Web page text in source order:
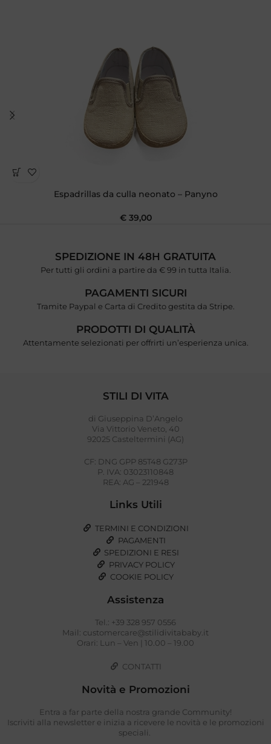
Espadrillas da culla neonato – Panyno
€39,00
SPEDIZIONE IN 48H GRATUITA
Per tutti gli ordini a partire da € 99 in tutta Italia.
PAGAMENTI SICURI
Tramite Paypal e Carta di Credito gestita da Stripe.
PRODOTTI DI QUALITÀ
Attentamente selezionati per offrirti un’esperienza unica.
STILI DI VITA
di Giuseppina D’Angelo
Via Vittorio Veneto, 40
92025 Casteltermini (AG)
CF: DNG GPP 85T48 G273P
P. IVA: 03023110848
REA: AG – 221948
Links Utili
TERMINI E CONDIZIONI
PAGAMENTI
SPEDIZIONI E RESI
PRIVACY POLICY
COOKIE POLICY
Assistenza
Tel.: +39 328 957 0556
Mail: customercare@stilidivitababy.it
Orari: Lun – Ven | 10.00 – 19.00
CONTATTI
Novità e Promozioni
Entra a far parte della nostra grande Community!
Iscriviti alla newsletter e inizia a ricevere le novità e le promozioni
speciali.